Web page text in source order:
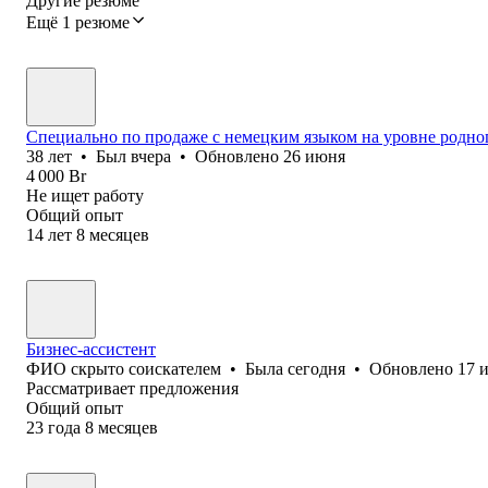
Ещё 1 резюме
Специально по продаже с немецким языком на уровне
38 лет • Был вчера • Обновлено 26 июня
4 000 Br
Не ищет работу
Общий опыт
14 лет 8 месяцев
Бизнес-ассистент
ФИО скрыто соискателем • Была сегодня • Обновлено 17
Рассматривает предложения
Общий опыт
23 года 8 месяцев